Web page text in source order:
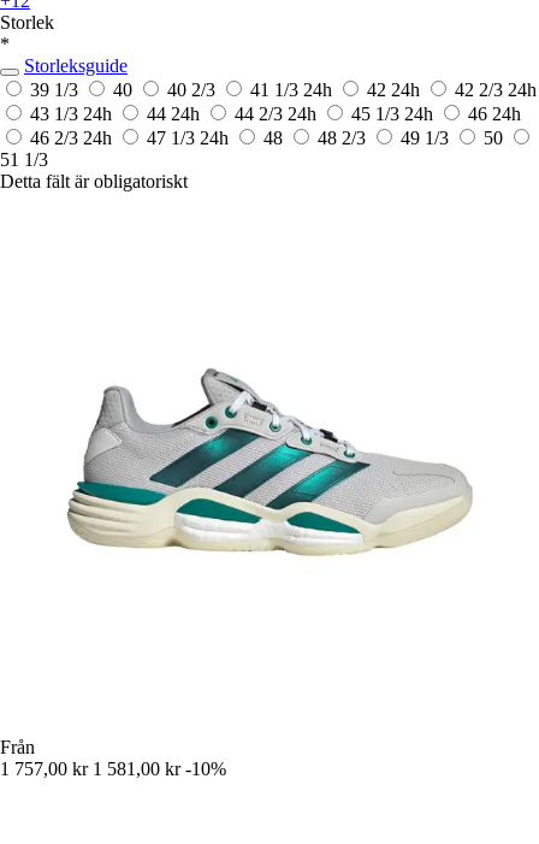
Storlek
*
Storleksguide
39 1/3
40 40 2/3 41 1/3 24h 42 24h 42 2/3 24h
43 1/3 24h 44 24h 44 2/3 24h 45 1/3 24h 46 24h
46 2/3 24h 47 1/3 24h 48 48 2/3 49 1/3
50
51 1/3
Detta fält är obligatoriskt
Från
1 757,00 kr 1 581,00 kr -10%